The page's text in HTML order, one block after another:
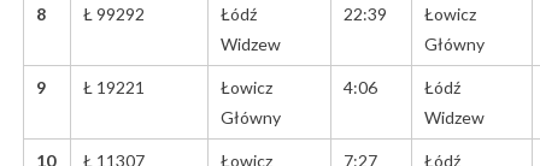
8 Ł 99292
Łódź
Widzew
22:39
Łowicz
Główny
9 Ł 19221
Łowicz
Główny
4:06
Łódź
Widzew
10 Ł 11307
Łowicz
7:27
Łódź